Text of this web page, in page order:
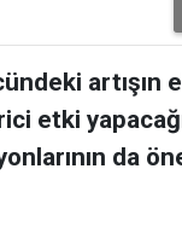
artışın
etki
da